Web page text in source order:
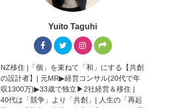
Yuito Taguhi
NZ移住 |「個」を束ねて「和」にする【共創
の設計者】| 元MR▶︎経営コンサル(20代で年
収1300万)▶︎33歳で独立▶︎2社経営＆移住 |
40代は「競争」より「共創」| 人生の「再起